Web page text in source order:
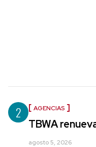
2 AGENCIAS
TBWA
agosto 5, 2026